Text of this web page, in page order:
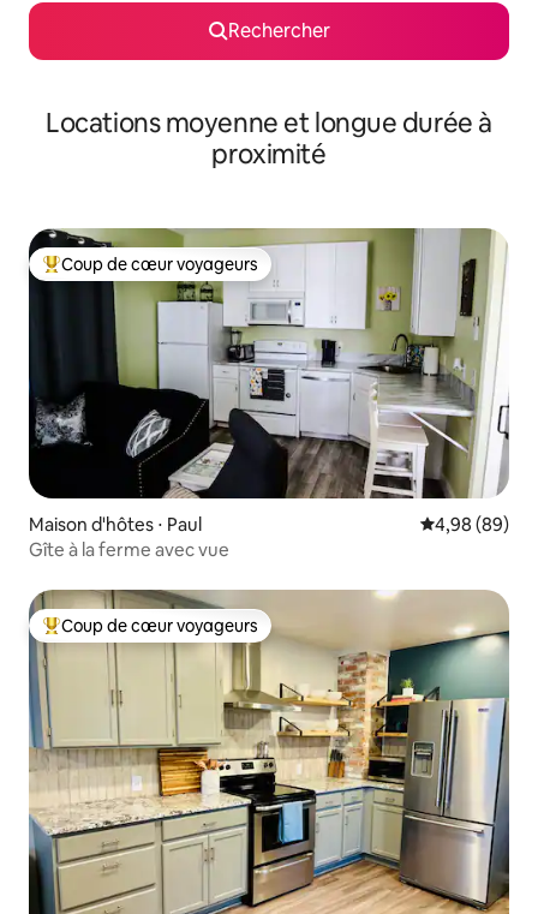
Rechercher
Locations moyenne et longue durée à
proximité
Coups de cœur voyageurs les plus appréciés
Coup de cœur voyageurs
Maison d'hôtes ⋅ Paul Évaluation
4,98 (89)
Gîte à la ferme avec vue
Coups de cœur voyageurs les plus appréciés
Coup de cœur voyageurs